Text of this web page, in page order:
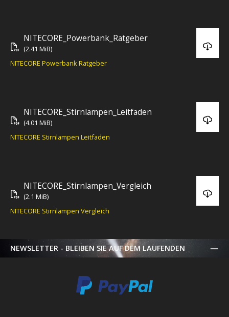
NITECORE_Powerbank_Ratgeber
(2.41 MiB)
NITECORE Powerbank Ratgeber
NITECORE_Stirnlampen_Leitfaden
(4.01 MiB)
NITECORE Stirnlampen Leitfaden
NITECORE_Stirnlampen_Vergleich
(2.1 MiB)
NITECORE Stirnlampen Vergleich
NEWSLETTER - BLEIBEN SIE AUF DEM LAUFENDEN